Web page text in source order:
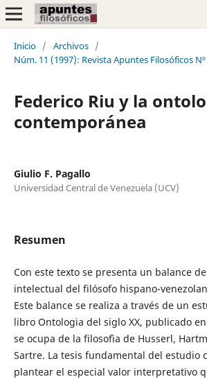
Inicio / Archivos /
Núm. 11 (1997): Revista Apuntes Filosóficos Nº
Federico Riu y la
contemporánea
Giulio F. Pagallo
Universidad Central de Venezuela (UCV)
Resumen
Con este texto se presenta un balance
intelectual del filósofo hispano-
Este balance se realiza a través de un
libro Ontologia del siglo XX, publicado
se ocupa de la filosofìa de Husserl,
Sartre. La tesis fundamental del estudio
plantear el especial valor interpretativo